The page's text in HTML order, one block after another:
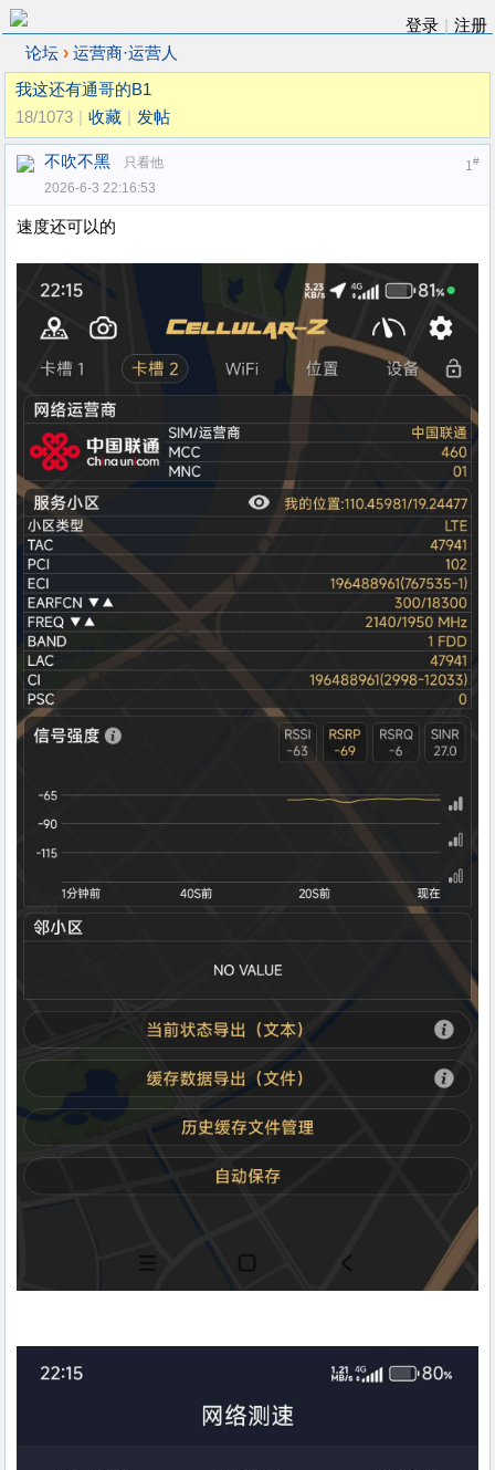
登录
注册
论坛 › 运营商·运营人
我这还有通哥的B1
18/1073
收藏 发帖
1#
不吹不黑
只看他
2026-6-3 22:16:53
速度还可以的